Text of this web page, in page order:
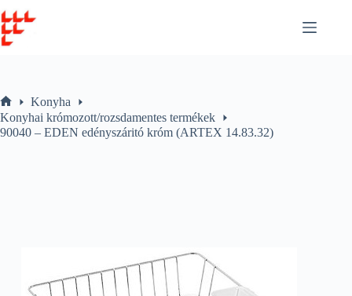
to
content
Home
Konyha
Konyhai krómozott/rozsdamentes termékek
90040 – EDEN edényszáritó króm (ARTEX 14.83.32)